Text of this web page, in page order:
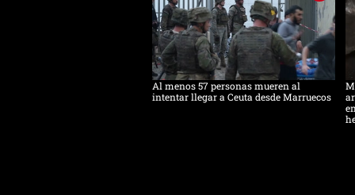
Al menos 57 personas mueren al
intentar llegar a Ceuta desde Marruecos